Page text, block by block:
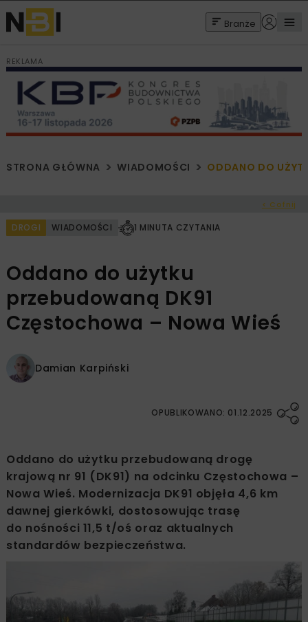
Branże
REKLAMA
STRONA GŁÓWNA WIADOMOŚCI ODDANO DO
< Cofnij
DROGI WIADOMOŚCI 1 MINUTA CZYTANIA
Oddano do użytku
przebudowaną DK91
Częstochowa – Nowa Wieś
Damian Karpiński
OPUBLIKOWANO: 01.12.2025
Oddano do użytku przebudowaną drogę
krajową nr 91 (DK91) na odcinku Częstochowa –
Nowa Wieś. Modernizacja DK91 objęła 4,6 km
dawnej gierkówki, dostosowując trasę
do nośności 11,5 t/oś oraz aktualnych
standardów bezpieczeństwa.